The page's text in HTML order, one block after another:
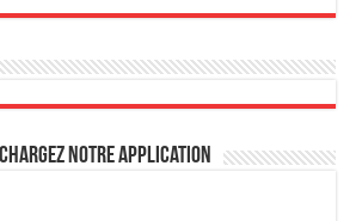
notre Application